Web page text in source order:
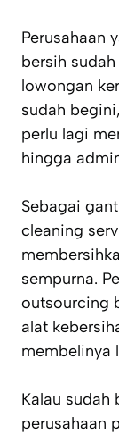
Perusahaan
bersih
lowongan
sudah
perlu lagi
hingga
Sebagai
cleaning
sempurna.
outsourcing
alat
membelinya
Kalau sudah
perusahaan